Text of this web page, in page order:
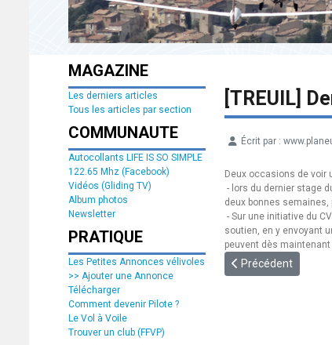
MAGAZINE
Les derniers articles
Tous les articles par section
COMMUNAUTE
Autocollants LIFE IS SO SIMPLE
122.65 Mhz (Facebook)
Vidéos (Gliding TV)
Album photos
Newsletter
PRATIQUE
Les Petites Annonces vélivoles
>> Ajouter une Annonce
Télécharger
Comment devenir Pilote ?
Le Vol à Voile
Trouver un club (FFVP)
[TREUIL]
Écrit par :
Deux occasions de voir
- lors du dernier stage
deux bonnes semaines,
- Sur une initiative du
soutien, en y envoyant
peuvent dès
Article précédent :
Précédent